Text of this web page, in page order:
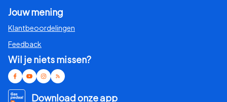
Jouw mening
Klantbeoordelingen
Feedback
Wil je niets missen?
Download onze app